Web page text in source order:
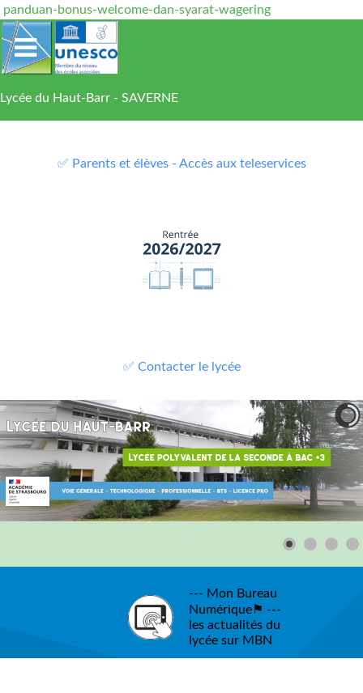
panduan-bonus-welcome-dan-syarat-wagering
Lycée du Haut-Barr - SAVERNE
✅ Parents et élèves - Accès aux teleservices
✅ Contacter le lycée
--- Mon Bureau
Numérique⚑ ---
les actualités du
lycée sur MBN